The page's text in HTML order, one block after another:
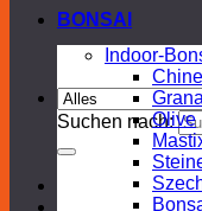
Suchen nach:
BONSAI
Indoor-
Olive